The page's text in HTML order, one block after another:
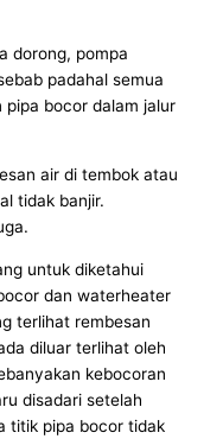
dorong, pompa
padahal semua
bocor dalam jalur
air di tembok atau
tidak banjir.
untuk diketahui
dan waterheater
terlihat rembesan
diluar terlihat oleh
kebocoran
disadari setelah
titik pipa bocor tidak